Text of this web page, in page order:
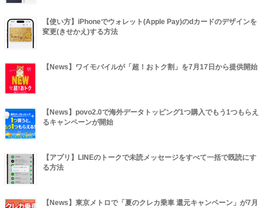
【使い方】iPhoneでウォレット(Apple Pay)のdカードのデザインを
変更(きせかえ)する方法
【News】ワイモバイルが「超！おトク割」を7月17日から提供開始
【News】povo2.0で海外データトッピング1つ購入でもう1つもらえ
るキャンペーンが開始
【アプリ】LINEのトークで未読メッセージをすべて一括で既読にす
る方法
【News】東京メトロで「夏のクレカ乗車 還元キャンペーン」が7月